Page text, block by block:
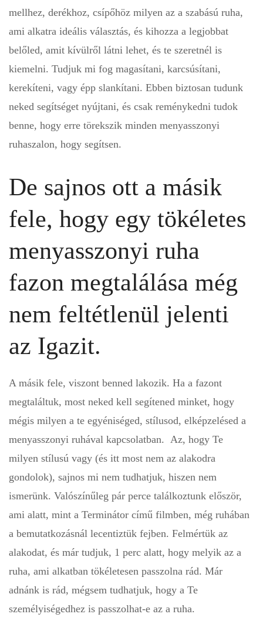
mellhez, derékhoz, csípőhöz milyen az a szabású ruha,
ami alkatra ideális választás, és kihozza a legjobbat
belőled, amit kívülről látni lehet, és te szeretnél is
kiemelni. Tudjuk mi fog magasítani, karcsúsítani,
kerekíteni, vagy épp slankítani. Ebben biztosan tudunk
neked segítséget nyújtani, és csak reménykedni tudok
benne, hogy erre törekszik minden menyasszonyi
ruhaszalon, hogy segítsen.
De sajnos ott a másik
fele, hogy egy tökéletes
menyasszonyi ruha
fazon megtalálása még
nem feltétlenül jelenti
az Igazit.
A másik fele, viszont benned lakozik. Ha a fazont
megtaláltuk, most neked kell segítened minket, hogy
mégis milyen a te egyéniséged, stílusod, elképzelésed a
menyasszonyi ruhával kapcsolatban. Az, hogy Te
milyen stílusú vagy (és itt most nem az alakodra
gondolok), sajnos mi nem tudhatjuk, hiszen nem
ismerünk. Valószínűleg pár perce találkoztunk először,
ami alatt, mint a Terminátor című filmben, még ruhában
a bemutatkozásnál lecentiztük fejben. Felmértük az
alakodat, és már tudjuk, 1 perc alatt, hogy melyik az a
ruha, ami alkatban tökéletesen passzolna rád. Már
adnánk is rád, mégsem tudhatjuk, hogy a Te
személyiségedhez is passzolhat-e az a ruha.